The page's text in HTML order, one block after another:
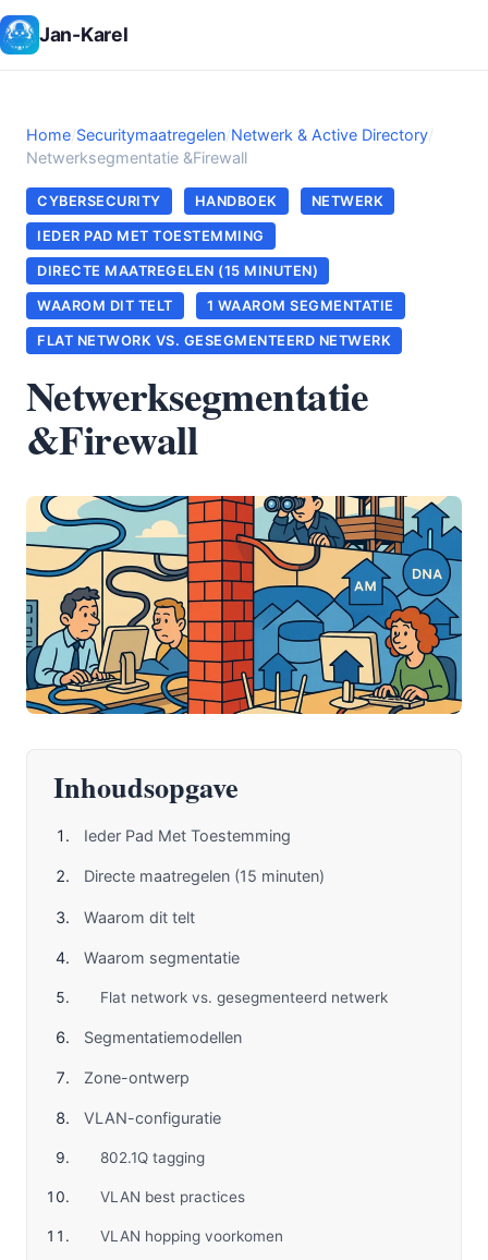
Jan-Karel
Home/Securitymaatregelen/Netwerk & Active Directory/
Netwerksegmentatie &Firewall
CYBERSECURITY HANDBOEK NETWERK
IEDER PAD MET TOESTEMMING
DIRECTE MAATREGELEN (15 MINUTEN)
WAAROM DIT TELT 1 WAAROM SEGMENTATIE
FLAT NETWORK VS. GESEGMENTEERD NETWERK
Netwerksegmentatie
&Firewall
Inhoudsopgave
Ieder Pad Met Toestemming
Directe maatregelen (15 minuten)
Waarom dit telt
Waarom segmentatie
Flat network vs. gesegmenteerd netwerk
Segmentatiemodellen
Zone-ontwerp
VLAN-configuratie
802.1Q tagging
VLAN best practices
VLAN hopping voorkomen